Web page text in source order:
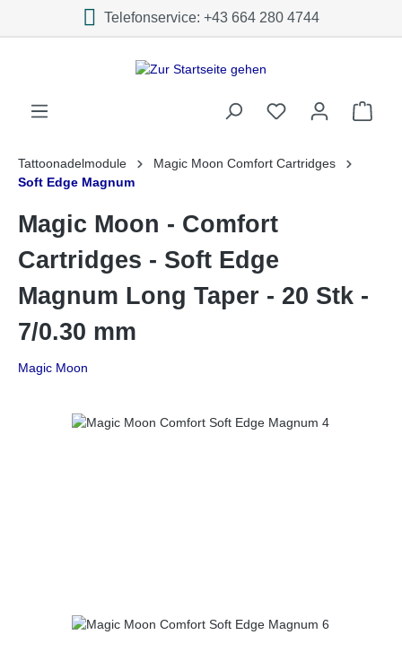
Telefonservice: +43 664 280 4744
Tattoonadelmodule
Magic Moon Comfort Cartridges
Soft Edge Magnum
Magic Moon - Comfort
Cartridges - Soft Edge
Magnum Long Taper - 20 Stk -
7/0.30 mm
Magic Moon